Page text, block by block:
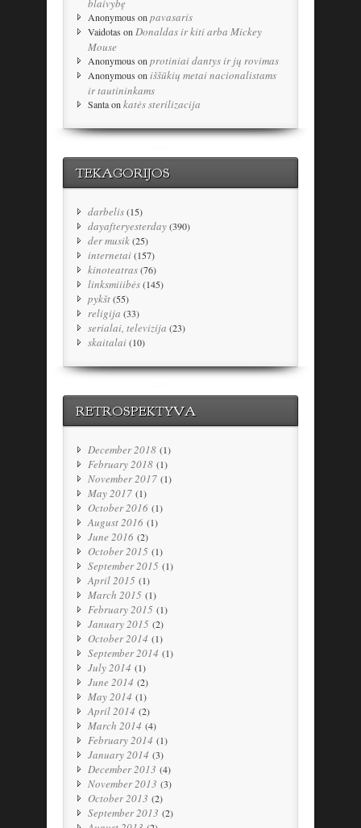
Anonymous on pavasaris
Vaidotas on Donaldas ir kiti arba Mickey
Mouse
Anonymous on protiniai dantys ir jų rovimas
Anonymous on iššūkių metai nacionalistams
ir tautininkams
Santaon katės sterilizacija
TEKAGORIJOS
darbelis(15)
dayafteryesterday(390)
der musik(25)
internetai(157)
kinoteatras(76)
linksmiiibės(145)
pykšt(55)
religija (33)
serialai, televizija (23)
skaitalai(10)
RETROSPEKTYVA
December 2018 (1)
February 2018 (1)
November 2017 (1)
May 2017 (1)
October 2016 (1)
August 2016 (1)
June 2016 (2)
October 2015 (1)
September 2015 (1)
April 2015 (1)
March 2015 (1)
February 2015 (1)
January 2015 (2)
October 2014 (1)
September 2014 (1)
July 2014 (1)
June 2014 (2)
May 2014 (1)
April 2014 (2)
March 2014 (4)
February 2014 (1)
January 2014 (3)
December 2013 (4)
November 2013 (3)
October 2013 (2)
September 2013 (2)